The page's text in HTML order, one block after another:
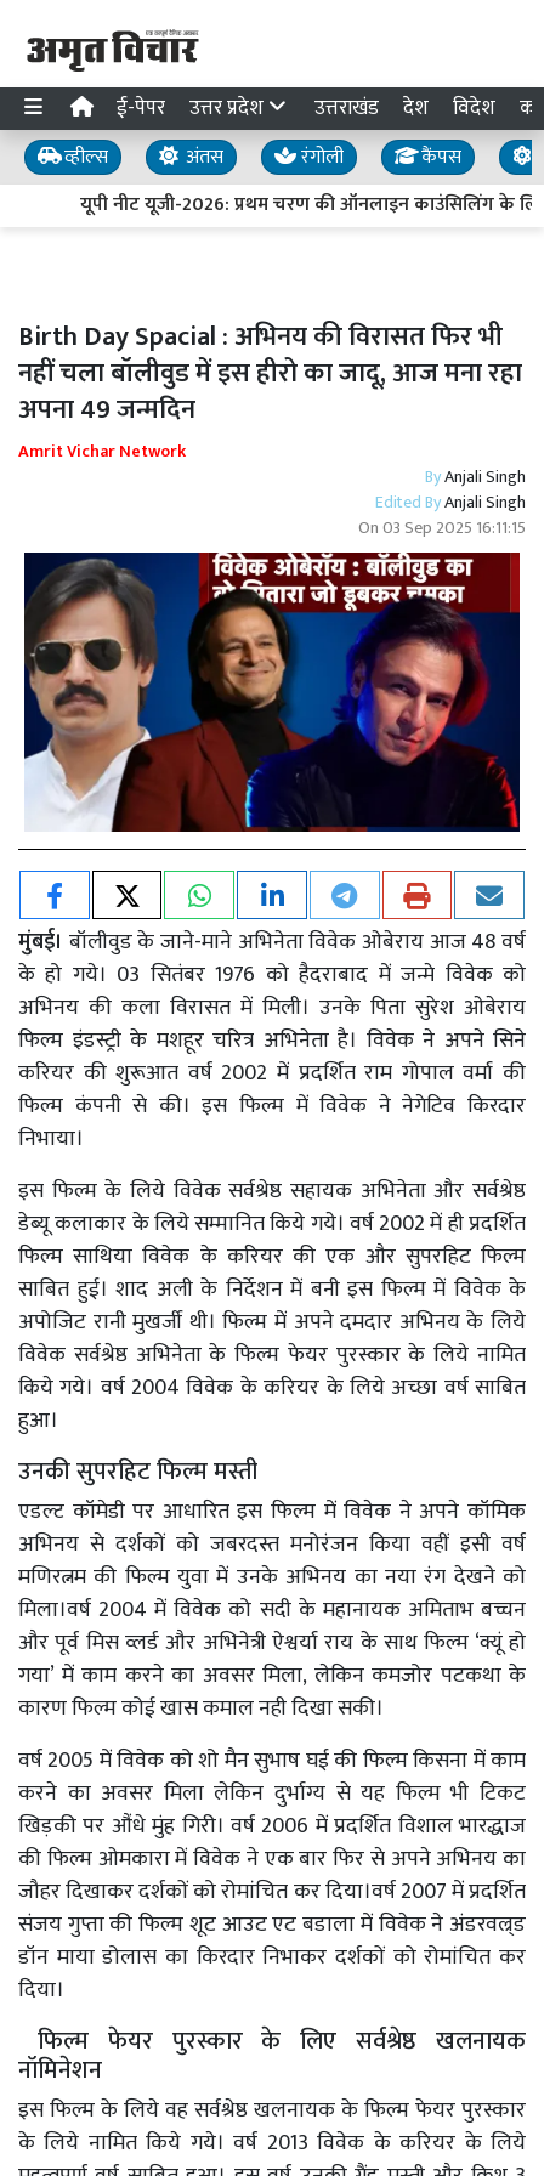
ई-पेपर उत्तर प्रदेश उत्तराखंड देश विदेश
व्हील्स अंतस रंगोली कैंपस
यूपी नीट यूजी-2026: प्रथम चरण की ऑनलाइन काउंसिलिंग के
Birth Day Spacial : अभिनय की विरासत फिर भी
नहीं चला बॉलीवुड में इस हीरो का जादू, आज मना रहा
अपना 49 जन्मदिन
Amrit Vichar Network
ByAnjali Singh
Edited ByAnjali Singh
On03 Sep 2025 16:11:15
मुंबई। बॉलीवुड के जाने-माने अभिनेता विवेक ओबेराय आज 48 वर्ष
के हो गये। 03 सितंबर 1976 को हैदराबाद में जन्मे विवेक को
अभिनय की कला विरासत में मिली। उनके पिता सुरेश ओबेराय
फिल्म इंडस्ट्री के मशहूर चरित्र अभिनेता है। विवेक ने अपने सिने
करियर की शुरूआत वर्ष 2002 में प्रदर्शित राम गोपाल वर्मा की
फिल्म कंपनी से की। इस फिल्म में विवेक ने नेगेटिव किरदार
निभाया।
इस फिल्म के लिये विवेक सर्वश्रेष्ठ सहायक अभिनेता और सर्वश्रेष्ठ
डेब्यू कलाकार के लिये सम्मानित किये गये। वर्ष 2002 में ही प्रदर्शित
फिल्म साथिया विवेक के करियर की एक और सुपरहिट फिल्म
साबित हुई। शाद अली के निर्देशन में बनी इस फिल्म में विवेक के
अपोजिट रानी मुखर्जी थी। फिल्म में अपने दमदार अभिनय के लिये
विवेक सर्वश्रेष्ठ अभिनेता के फिल्म फेयर पुरस्कार के लिये नामित
किये गये। वर्ष 2004 विवेक के करियर के लिये अच्छा वर्ष साबित
हुआ।
उनकी सुपरहिट फिल्म मस्ती
एडल्ट कॉमेडी पर आधारित इस फिल्म में विवेक ने अपने कॉमिक
अभिनय से दर्शकों को जबरदस्त मनोरंजन किया वहीं इसी वर्ष
मणिरत्नम की फिल्म युवा में उनके अभिनय का नया रंग देखने को
मिला।वर्ष 2004 में विवेक को सदी के महानायक अमिताभ बच्चन
और पूर्व मिस व्लर्ड और अभिनेत्री ऐश्वर्या राय के साथ फिल्म ‘क्यूं हो
गया’ में काम करने का अवसर मिला, लेकिन कमजोर पटकथा के
कारण फिल्म कोई खास कमाल नही दिखा सकी।
वर्ष 2005 में विवेक को शो मैन सुभाष घई की फिल्म किसना में काम
करने का अवसर मिला लेकिन दुर्भाग्य से यह फिल्म भी टिकट
खिड़की पर औंधे मुंह गिरी। वर्ष 2006 में प्रदर्शित विशाल भारद्धाज
की फिल्म ओमकारा में विवेक ने एक बार फिर से अपने अभिनय का
जौहर दिखाकर दर्शकों को रोमांचित कर दिया।वर्ष 2007 में प्रदर्शित
संजय गुप्ता की फिल्म शूट आउट एट बडाला में विवेक ने अंडरवल्र्ड
डॉन माया डोलास का किरदार निभाकर दर्शकों को रोमांचित कर
दिया।
फिल्म फेयर पुरस्कार के लिए सर्वश्रेष्ठ खलनायक
नॉमिनेशन
इस फिल्म के लिये वह सर्वश्रेष्ठ खलनायक के फिल्म फेयर पुरस्कार
के लिये नामित किये गये। वर्ष 2013 विवेक के करियर के लिये